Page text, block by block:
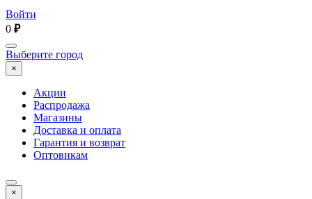
Войти
0 ₽
Выберите город
×
Акции
Распродажа
Магазины
Доставка и оплата
Гарантия и возврат
Оптовикам
×